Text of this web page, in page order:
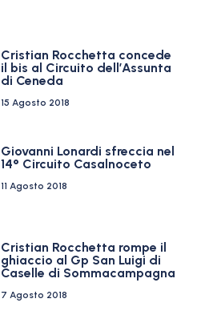
Cristian Rocchetta concede
il bis al Circuito dell’Assunta
di Ceneda
15 Agosto 2018
Giovanni Lonardi sfreccia nel
14° Circuito Casalnoceto
11 Agosto 2018
Cristian Rocchetta rompe il
ghiaccio al Gp San Luigi di
Caselle di Sommacampagna
7 Agosto 2018